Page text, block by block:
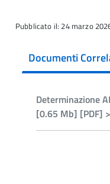
Pubblicato il: 24 marzo
Documenti
Determinazione
[0.65 Mb] [PDF] >